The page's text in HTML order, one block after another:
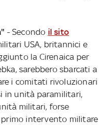
- Secondo il sito
USA, britannici e
la Cirenaica per
sarebbero sbarcati a
i comitati rivoluzionari
in unità paramilitari,
militari, forse
primo intervento militare